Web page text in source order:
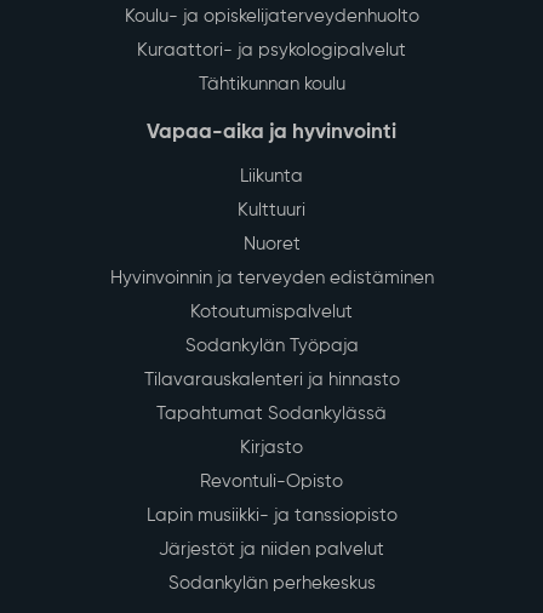
Koulu- ja opiskelijaterveydenhuolto
Kuraattori- ja psykologipalvelut
Tähtikunnan koulu
Vapaa-aika ja hyvinvointi
Liikunta
Kulttuuri
Nuoret
Hyvinvoinnin ja terveyden edistäminen
Kotoutumispalvelut
Sodankylän Työpaja
Tilavarauskalenteri ja hinnasto
Tapahtumat Sodankylässä
Kirjasto
Revontuli-Opisto
Lapin musiikki- ja tanssiopisto
Järjestöt ja niiden palvelut
Sodankylän perhekeskus